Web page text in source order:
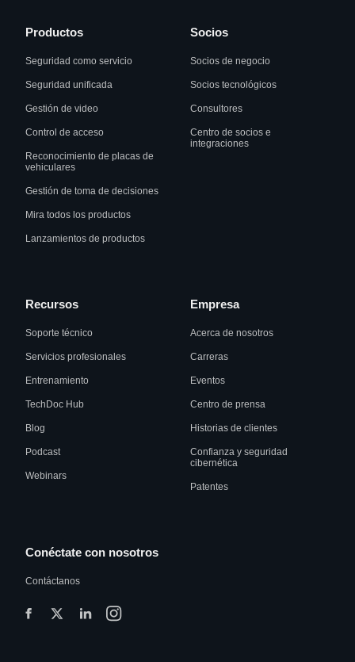
Productos
Seguridad como servicio
Seguridad unificada
Gestión de video
Control de acceso
Reconocimiento de placas de
vehiculares
Gestión de toma de decisiones
Mira todos los productos
Lanzamientos de productos
Socios
Socios de negocio
Socios tecnológicos
Consultores
Centro de socios e
integraciones
Recursos
Soporte técnico
Servicios profesionales
Entrenamiento
TechDoc Hub
Blog
Podcast
Webinars
Empresa
Acerca de nosotros
Carreras
Eventos
Centro de prensa
Historias de clientes
Confianza y seguridad
cibernética
Patentes
Conéctate con nosotros
Contáctanos